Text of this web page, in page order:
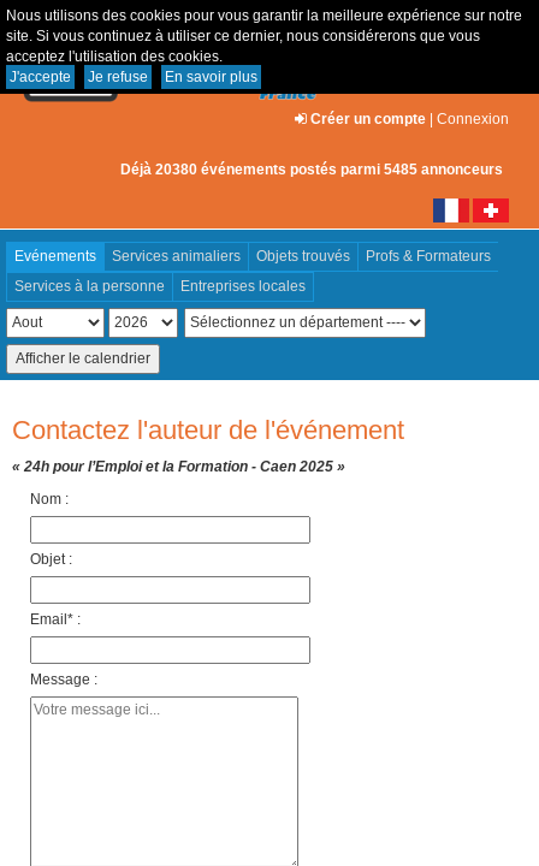
Nous utilisons des cookies pour vous garantir la meilleure expérience sur notre
site. Si vous continuez à utiliser ce dernier, nous considérerons que vous
acceptez l'utilisation des cookies.
J'accepte
Je refuse En savoir plus
Créer un compte | Connexion
Déjà 20380 événements postés parmi 5485 annonceurs
Evénements Services animaliers Objets trouvés
Profs & Formateurs
Services à la personne
Entreprises locales
Contactez l'auteur de l'événement
« 24h pour l’Emploi et la Formation - Caen 2025 »
Nom :
Objet :
Email* :
Message :